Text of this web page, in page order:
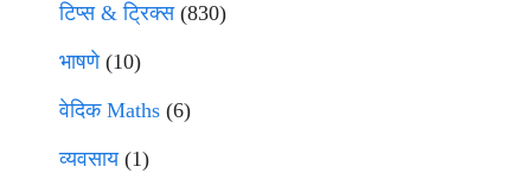
टिप्स & ट्रिक्स(830)
भाषणे(10)
वेदिक Maths (6)
व्यवसाय(1)